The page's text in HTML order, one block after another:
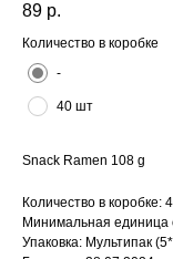
89 р.
Количество в коробке
-
40 шт
Snack Ramen 108 g
Количество в коробке:
Минимальная единица
Упаковка: Мультипак